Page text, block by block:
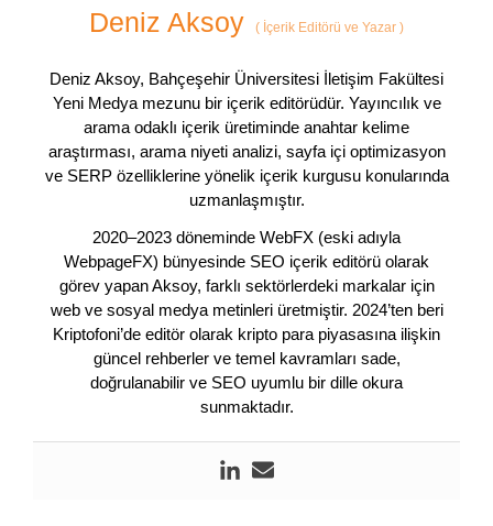
Deniz Aksoy ( İçerik Editörü ve Yazar )
Deniz Aksoy, Bahçeşehir Üniversitesi İletişim Fakültesi
Yeni Medya mezunu bir içerik editörüdür. Yayıncılık ve
arama odaklı içerik üretiminde anahtar kelime
araştırması, arama niyeti analizi, sayfa içi optimizasyon
ve SERP özelliklerine yönelik içerik kurgusu konularında
uzmanlaşmıştır.
2020–2023 döneminde WebFX (eski adıyla
WebpageFX) bünyesinde SEO içerik editörü olarak
görev yapan Aksoy, farklı sektörlerdeki markalar için
web ve sosyal medya metinleri üretmiştir. 2024’ten beri
Kriptofoni’de editör olarak kripto para piyasasına ilişkin
güncel rehberler ve temel kavramları sade,
doğrulanabilir ve SEO uyumlu bir dille okura
sunmaktadır.